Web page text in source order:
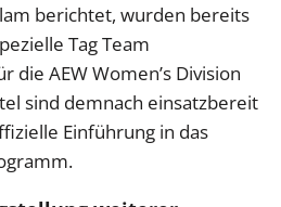
berichtet, wurden bereits
Tag Team
die AEW Women’s Division
sind demnach einsatzbereit
Einführung in das